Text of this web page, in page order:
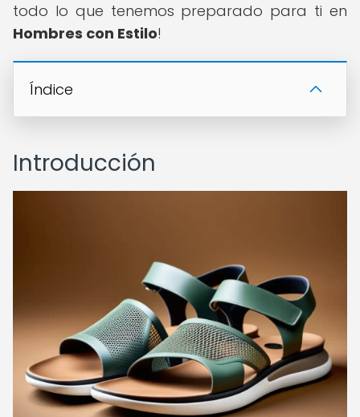
todo lo que tenemos preparado para ti en
Hombres con Estilo!
Índice
Introducción